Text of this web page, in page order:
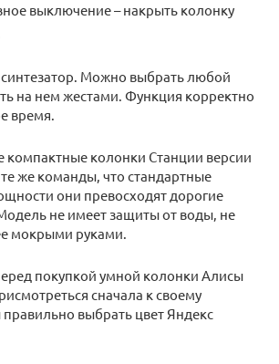
выключение – накрыть колонку
Можно выбрать любой
на нем жестами. Функция корректно
время.
компактные колонки Станции версии
же команды, что стандартные
они превосходят дорогие
не имеет защиты от воды, не
мокрыми руками.
покупкой умной колонки Алисы
сначала к своему
правильно выбрать цвет Яндекс